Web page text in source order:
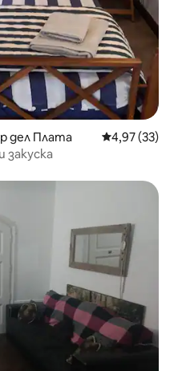
дел Плата Средна
4,97 (33)
закуска